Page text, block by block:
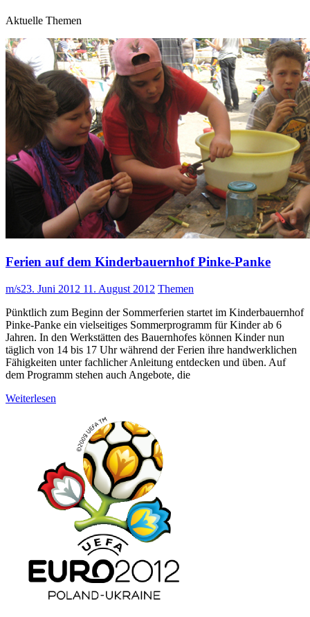
Aktuelle Themen
Ferien auf dem Kinderbauernhof Pinke-Panke
m/s23. Juni 2012 11. August 2012 Themen
Pünktlich zum Beginn der Sommerferien startet im Kinderbauernhof
Pinke-Panke ein vielseitiges Sommerprogramm für Kinder ab 6
Jahren. In den Werkstätten des Bauernhofes können Kinder nun
täglich von 14 bis 17 Uhr während der Ferien ihre handwerklichen
Fähigkeiten unter fachlicher Anleitung entdecken und üben. Auf
dem Programm stehen auch Angebote, die
Weiterlesen